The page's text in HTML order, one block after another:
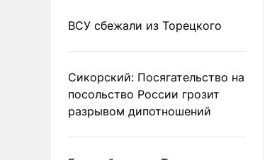
ВСУ сбежали из Торецкого
Сикорский: Посягательство на
посольство России грозит
разрывом дипотношений